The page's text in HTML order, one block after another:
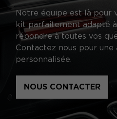
Notre équipe est là pour
kit parfaitement adapté
répondre à toutes vos
Contactez nous pour une
personnalisée.
NOUS CONTACTER